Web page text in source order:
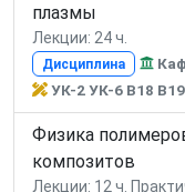
плазмы
Лекции: 24 ч.
Дисциплина
УК-2 УК-6 В18 В19
Физика
композитов
Лекции: 12 ч.